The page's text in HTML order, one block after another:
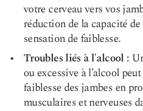
votre cerveau vers vos
réduction de la capacité
sensation de faiblesse.
Troubles liés à l'alcool :
ou excessive à l’alcool
faiblesse des jambes en
musculaires et nerveuses